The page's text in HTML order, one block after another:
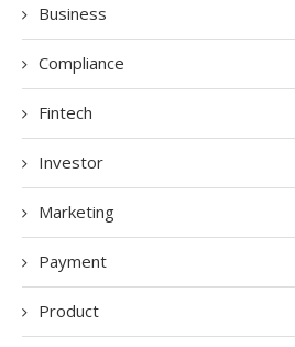
Business
Compliance
Fintech
Investor
Marketing
Payment
Product